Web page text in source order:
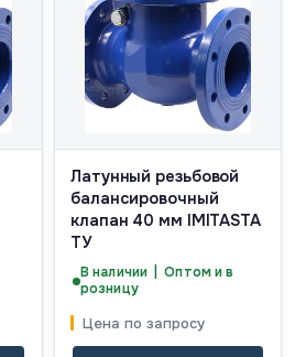
Латунный резьбовой
балансировочный
клапан 40 мм IMITASTA
ТУ
В наличии | Оптом и в
розницу
Цена по запросу